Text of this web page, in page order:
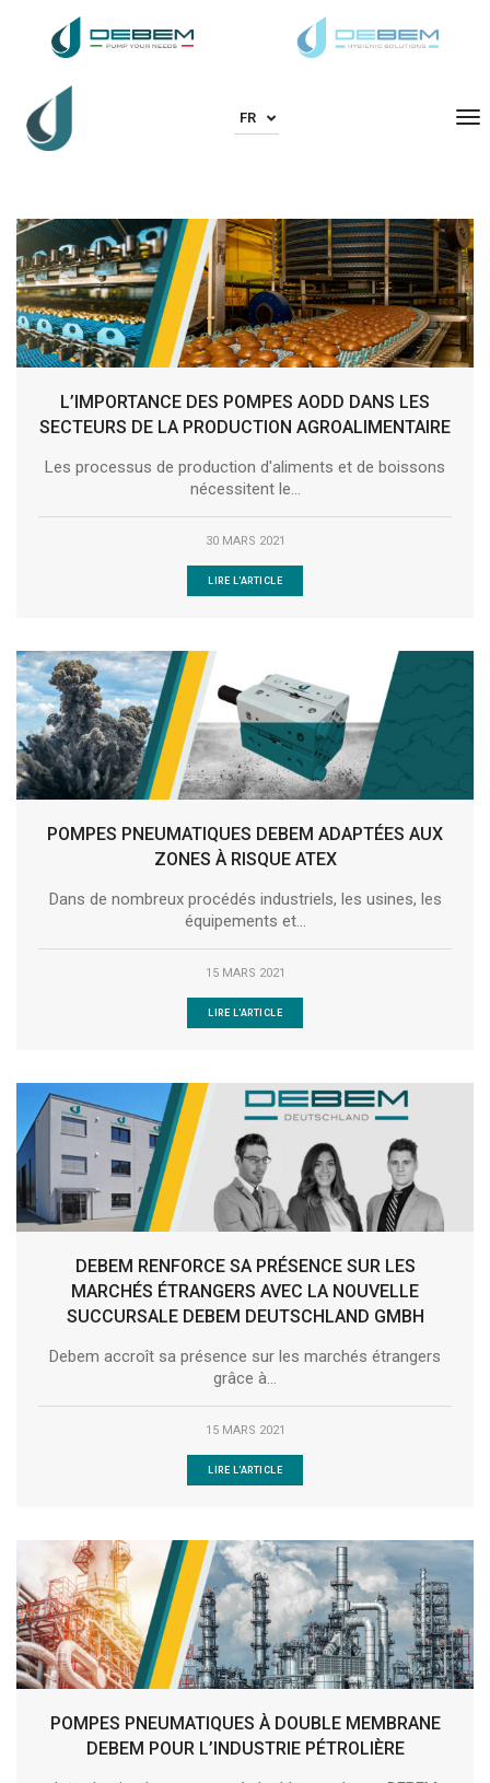
FR
L’IMPORTANCE DES POMPES AODD DANS LES
SECTEURS DE LA PRODUCTION AGROALIMENTAIRE
Les processus de production d'aliments et de boissons
nécessitent le...
30 MARS 2021
LIRE L'ARTICLE
POMPES PNEUMATIQUES DEBEM ADAPTÉES AUX
ZONES À RISQUE ATEX
Dans de nombreux procédés industriels, les usines, les
équipements et...
15 MARS 2021
LIRE L'ARTICLE
DEBEM RENFORCE SA PRÉSENCE SUR LES
MARCHÉS ÉTRANGERS AVEC LA NOUVELLE
SUCCURSALE DEBEM DEUTSCHLAND GMBH
Debem accroît sa présence sur les marchés étrangers
grâce à...
15 MARS 2021
LIRE L'ARTICLE
POMPES PNEUMATIQUES À DOUBLE MEMBRANE
DEBEM POUR L’INDUSTRIE PÉTROLIÈRE